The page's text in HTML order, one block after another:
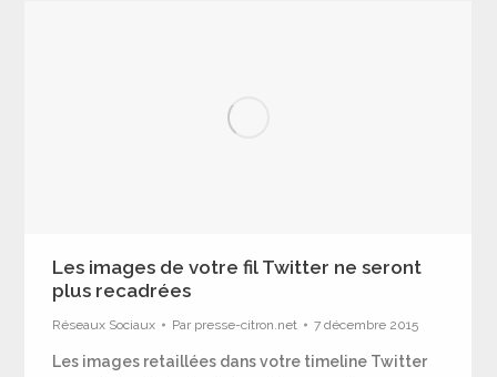
Les images de votre fil Twitter ne seront
plus recadrées
Réseaux Sociaux Par presse-citron.net 7 décembre 2015
Les images retaillées dans votre timeline Twitter